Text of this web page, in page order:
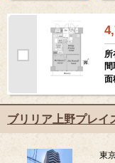
所
間
面
ブリリア上野プレイ
東